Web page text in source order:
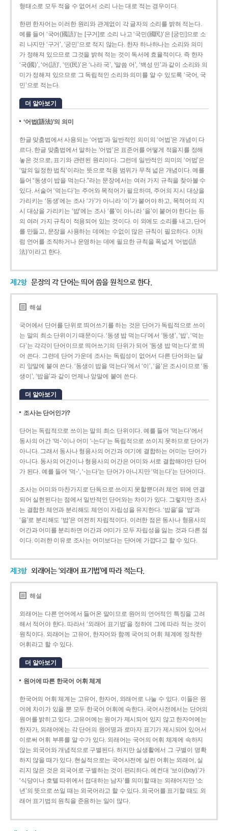
형태소로 모두 적을 수 없어서 소리 나는 대로 적는 경우이다.
한편 한자어는 이러한 원리와 관계없이 각 글자의 소리를 밝혀 적는다.
예를 들어 ‘국어(國語)’는 [구거]로 소리 나고 ‘국민(國民)’은 [궁민]으로 소
리 나지만 ‘구거’, ‘궁민’으로 적지 않는다. 한자 하나하나는 소리와 의미
가 정해져 있으므로 그것을 밝혀 적는 것이 독서에 효율적이다. 즉 한자
‘국(國)’, ‘어(語)’, ‘민(民)’은 ‘나라 국’, ‘말씀 어’, ‘백성 민’과 같이 소리와 의
미가 정해져 있으므로 그 독립적인 소리와 의미를 알 수 있도록 ‘국어, 국
민’으로 적는다.
더 알아보기
‘어법(語法)’의 의미
한글 맞춤법에서 사용되는 ‘어법’과 일반적인 의미의 ‘어법’은 개념이 다
르다. 한글 맞춤법에서 말하는 ‘어법’은 표준어를 어떻게 적을지를 정해
놓은 것으로, 표기와 관련된 원리이다. 그런데 일반적인 의미의 ‘어법’은
‘말의 일정한 법칙’이라는 뜻으로 적용 범위가 무척 넓은 개념이다. 예를
들어 “동생이 밥을 먹는다.”라는 문장에서는 여러 가지 규칙을 찾아볼 수
있다. 서술어 ‘먹는다’는 주어와 목적어가 필요하며, 주어의 지시 대상을
가리키는 ‘동생’에는 조사 ‘가’가 아니라 ‘이’가 붙어야 하고, 목적어의 지
시 대상을 가리키는 ‘밥’에는 조사 ‘를’이 아니라 ‘을’이 붙어야 한다는 등
의 여러 가지 규칙이 적용되어 있는 것이다. 이 외에도 소리를 내고, 단어
를 만들고, 문장을 사용하는 데에는 수없이 많은 규칙이 필요하다. 이처
럼 언어를 조직하거나 운영하는 데에 필요한 규칙을 폭넓게 ‘어법(語
法)’이라고 한다.
제2항 문장의 각 단어는 띄어 씀을 원칙으로 한다.
해설
국어에서 단어를 단위로 띄어쓰기를 하는 것은 단어가 독립적으로 쓰이
는 말의 최소 단위이기 때문이다. ‘동생 밥 먹는다’에서 ‘동생’, ‘밥’, ‘먹는
다’는 각각이 단어이므로 띄어쓰기의 단위가 되어 ‘동생 밥 먹는다’로 띄
어 쓴다. 그런데 단어 가운데 조사는 독립성이 없어서 다른 단어와는 달
리 앞말에 붙여 쓴다. ‘동생이 밥을 먹는다’에서 ‘이’, ‘을’은 조사이므로 ‘동
생이’, ‘밥을’과 같이 언제나 앞말에 붙여 쓴다.
더 알아보기
조사는 단어인가?
단어는 독립적으로 쓰이는 말의 최소 단위이다. 예를 들어 ‘먹는다’에서
동사의 어간 ‘먹-­’이나 어미 ‘­-는다’는 독립적으로 쓰이지 못하므로 단어가
아니다. 그래서 동사나 형용사의 어간과 여기에 결합하는 어미는 단어가
아니다. 동사의 어간이나 형용사의 어간은 어미와 서로 결합해야만 단어
가 된다. 예를 들어 ‘먹-’, ‘-는다’는 단어가 아니지만 ‘먹는다’는 단어이다.
조사는 어미와 마찬가지로 단독으로 쓰이지 못할뿐더러 체언 뒤에 연결
되어 실현된다는 점에서 일반적인 단어와는 차이가 있다. 그렇지만 조사
는 결합한 체언과 분리해도 체언이 자립성을 유지한다. ‘밥을’을 ‘밥’과
‘을’로 분리해도 ‘밥’은 여전히 자립적이다. 이러한 점은 동사나 형용사의
어간과 어미를 분리하면 어간과 어미가 모두 자립성을 잃는 것과 다른 점
이다. 이러한 이유로 조사는 어미보다는 단어에 가깝다고 할 수 있다.
제3항 외래어는 ‘외래어 표기법’에 따라 적는다.
해설
외래어는 다른 언어에서 들어온 말이므로 원어의 언어적인 특징을 고려
해서 적어야 한다. 따라서 ‘외래어 표기법’을 정하여 그에 따라 적는 것이
원칙이다. 외래어는 고유어, 한자어와 함께 국어의 어휘 체계에 정착한
어휘라고 할 수 있다.
더 알아보기
원어에 따른 한국어 어휘 체계
한국어의 어휘 체계는 고유어, 한자어, 외래어로 나눌 수 있다. 이들은 원
어에 차이가 있을 뿐 모두 한국어 어휘에 속한다. 국어사전에서는 단어의
원어를 밝히고 있다. 고유어에는 원어가 제시되어 있지 않고 한자어에는
한자가, 외래어에는 각 단어의 원어명과 로마자 표기가 제시되어 있어서
이로써 어휘 부류를 알 수가 있다. 외래어는 국어의 어휘 체계에 속하지
않는 외국어와 개념적으로 구별된다. 하지만 실생활에서 그 구별이 명확
하지 않을 때가 있다. 현실적으로는 국어사전에 실린 어휘는 외래어, 실
리지 않은 것은 외국어로 구별하는 것이 편리하다. 예컨대 ‘보이(boy)’가
‘식당이나 호텔 따위에서 접대하는 남자’를 의미할 때는 외래어지만 ‘소
년’의 뜻으로 쓰일 때는 외국어라고 할 수 있다. 외국어를 표기할 때도 외
래어 표기법의 원칙을 준용하는 일이 많다.